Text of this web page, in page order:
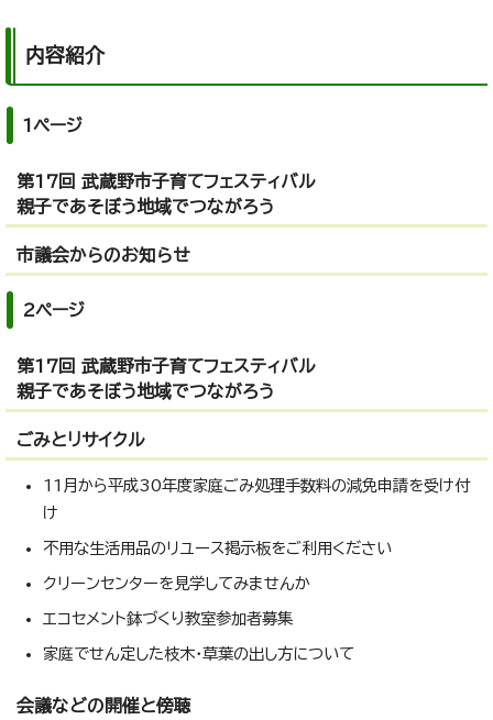
内容紹介
1ページ
第17回 武蔵野市子育てフェスティバル
親子であそぼう地域でつながろう
市議会からのお知らせ
2ページ
第17回 武蔵野市子育てフェスティバル
親子であそぼう地域でつながろう
ごみとリサイクル
11月から平成30年度家庭ごみ処理手数料の減免申請を受け付
け
不用な生活用品のリユース掲示板をご利用ください
クリーンセンターを見学してみませんか
エコセメント鉢づくり教室参加者募集
家庭でせん定した枝木・草葉の出し方について
会議などの開催と傍聴